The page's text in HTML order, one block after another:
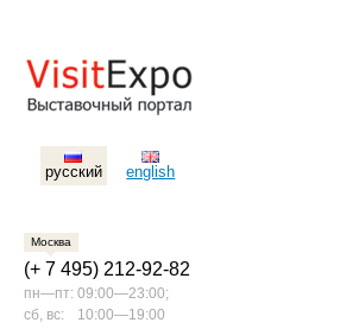
русский english
Москва
(+ 7 495) 212-92-82
пн—пт: 09:00—23:00;
сб, вс:
10:00—19:00